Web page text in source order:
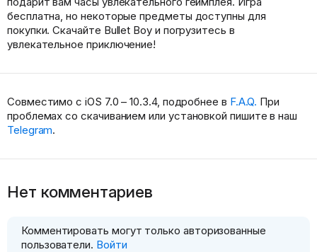
бесплатна, но некоторые предметы доступны для
покупки. Скачайте Bullet Boy и погрузитесь в
увлекательное приключение!
Совместимо с iOS 7.0 – 10.3.4, подробнее в F.A.Q. При
проблемах со скачиванием или установкой пишите в наш
Telegram.
Нет комментариев
Комментировать могут только авторизованные
пользователи. Войти